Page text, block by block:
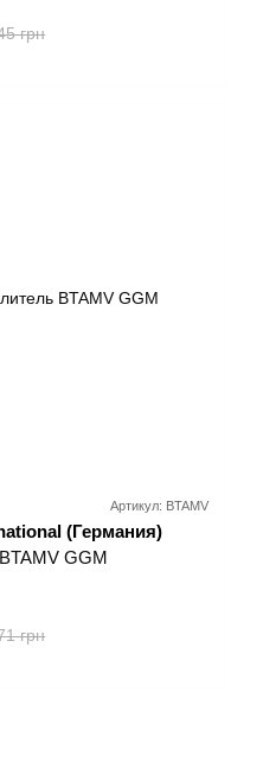
грн
Артикул: BTAMV
(Германия)
GGM
грн